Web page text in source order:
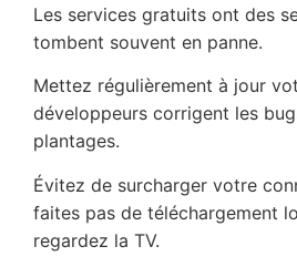
Les services gratuits ont des
tombent souvent en panne.
Mettez régulièrement à jour
développeurs corrigent les
plantages.
Évitez de surcharger votre
faites pas de téléchargement
regardez la TV.